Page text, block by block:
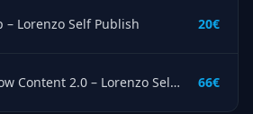
– Lorenzo Self Publish 20€
Pionieri del Low Content 2.0 – Lorenzo Self Publish 66€